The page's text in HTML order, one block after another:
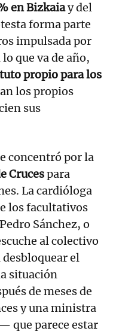
en Bizkaiay del
forma parte
impulsada por
que va de año,
propio para los
los propios
sus
concentró por la
Crucespara
La cardióloga
los facultativos
Sánchez, o
al colectivo
el
situación
de meses de
y una ministra
que parece estar